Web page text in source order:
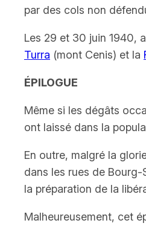
par des cols non
Les 29 et 30 juin 1940,
Turra (mont Cenis) et la
ÉPILOGUE
Même si les dégâts
ont laissé dans la
En outre, malgré la
dans les rues de
la préparation de la
Malheureusement, cet